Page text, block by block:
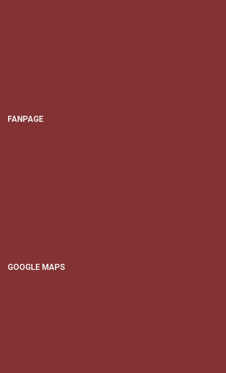
FANPAGE
GOOGLE MAPS